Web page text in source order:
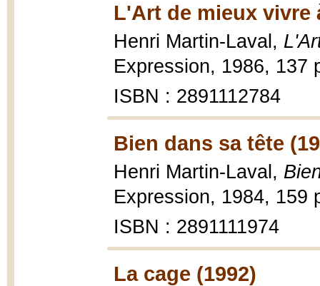
L'Art de mieux vivre
Henri Martin-Laval,
Expression, 1986, 137
ISBN : 2891112784
Bien dans sa tête
Henri Martin-Laval,
Expression, 1984, 159
ISBN : 2891111974
La cage (1992)